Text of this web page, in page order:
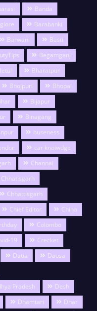
Banda
Barabanki
Barwani
Basti
Begamganj
Bharatpur
Bhojpuri
Bhopal
Bijapur
Binagang
buseness
car knolwdge
Channai
Chhatisgarh
Chhattisgarh
Chief Editor
China
Colombo
19
Crecket
Datia
Dausa
Pradesh
Desh
Dhamtari
Dhar